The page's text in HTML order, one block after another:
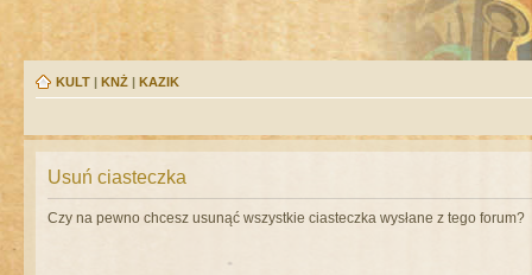
KULT | KNŻ | KAZIK
Usuń ciasteczka
Czy na pewno chcesz usunąć wszystkie ciasteczka wysłane z tego forum?